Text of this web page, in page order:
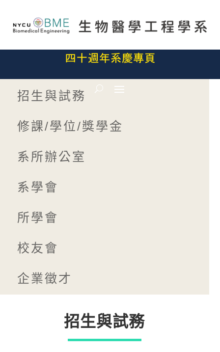
招生與試務
修課/學位/獎學金
系所辦公室
系學會
所學會
校友會
企業徵才
招生與試務